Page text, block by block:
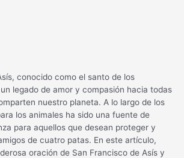
conocido como el santo de los
legado de amor y compasión hacia todas
nuestro planeta. A lo largo de los
los animales ha sido una fuente de
para aquellos que desean proteger y
de cuatro patas. En este artículo,
oración de San Francisco de Asís y